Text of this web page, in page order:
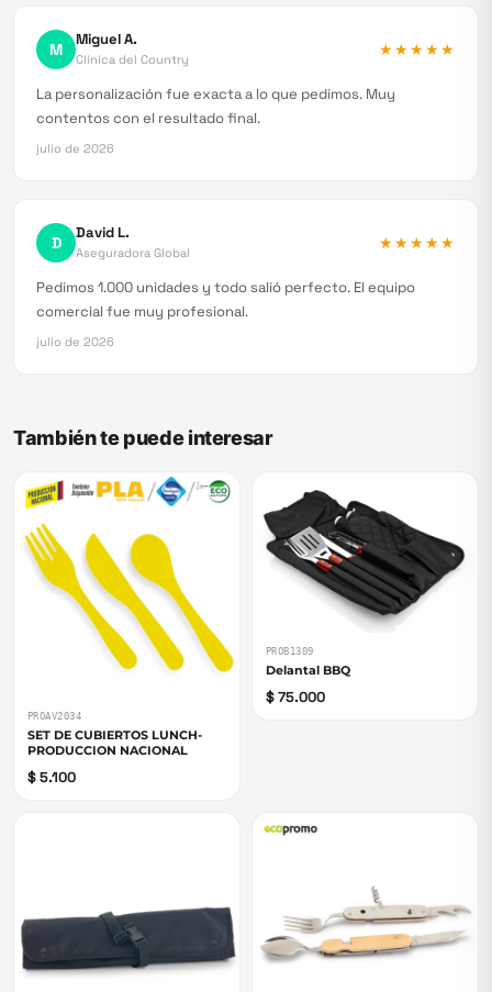
M Miguel A.
Clínica del Country
★★★★★
La personalización fue exacta a lo que pedimos. Muy
contentos con el resultado final.
julio de 2026
D David L.
Aseguradora Global
★★★★★
Pedimos 1.000 unidades y todo salió perfecto. El equipo
comercial fue muy profesional.
julio de 2026
También te puede interesar
PROAV2034
SET DE CUBIERTOS LUNCH-
PRODUCCION NACIONAL
$ 5.100
PROB1309
Delantal BBQ
$ 75.000